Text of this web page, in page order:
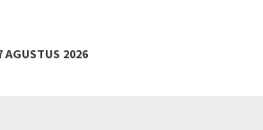
AGUSTUS 2026